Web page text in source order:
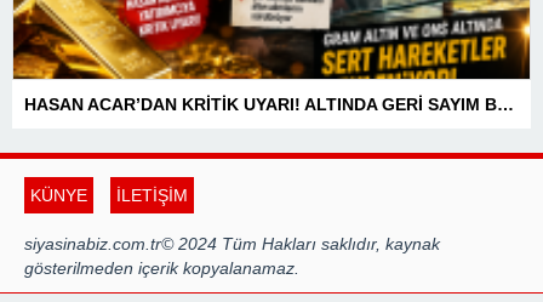
HASAN ACAR’DAN KRİTİK UYARI! ALTINDA GERİ SAYIM BAŞLADI! 14 TEMMUZ’DAKİ VERİ PİYASALARIN YÖNÜNÜ BELİRLEYECEK
KÜNYE İLETİŞİM
siyasinabiz.com.tr© 2024 Tüm Hakları saklıdır, kaynak
gösterilmeden içerik kopyalanamaz.